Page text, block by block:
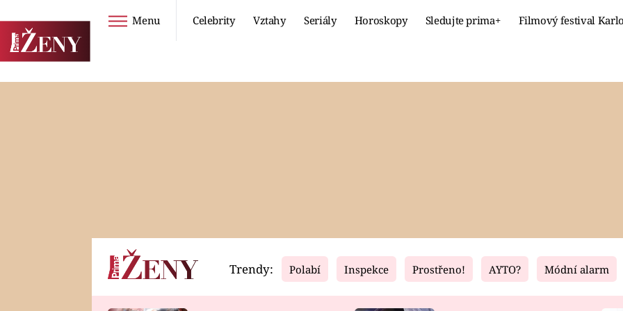
Menu Celebrity Vztahy Seriály Horoskopy Sledujte prima+ Filmový festival
Horoskopy Video Fresh Living
Trendy: Polabí Inspekce Prostřeno! AYTO? Módní alarm